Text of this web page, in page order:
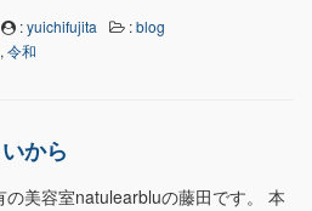
:yuichifujita :blog
, 令和
から
の美容室natulearbluの藤田です。 本